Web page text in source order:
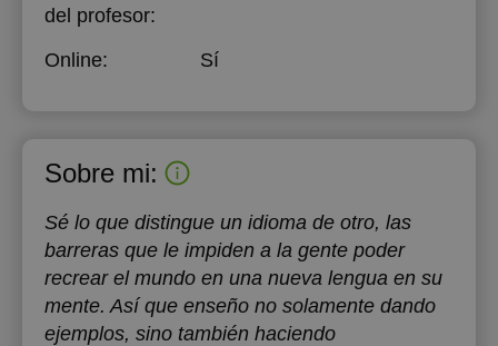
del profesor:
Online: Sí
Sobre mi:
Sé lo que distingue un idioma de otro, las
barreras que le impiden a la gente poder
recrear el mundo en una nueva lengua en su
mente. Así que enseño no solamente dando
ejemplos, sino también haciendo